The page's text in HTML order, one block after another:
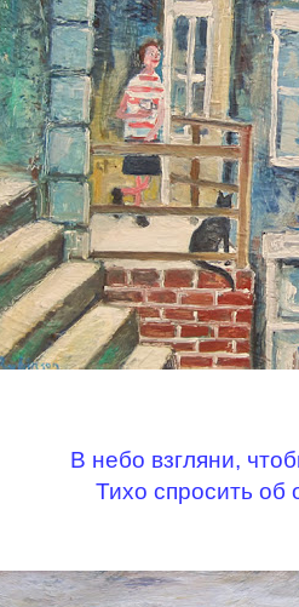
В небо взгляни,
Тихо спросить об